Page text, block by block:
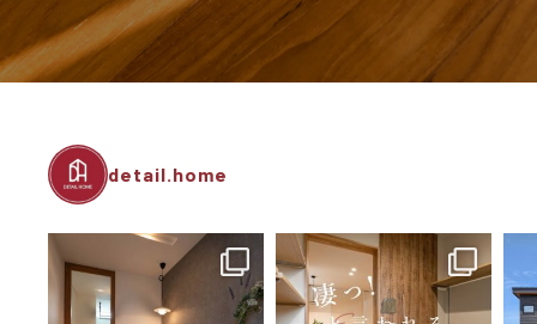
detail.home